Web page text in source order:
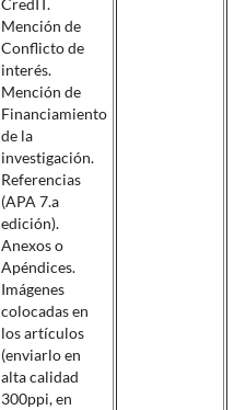
CredIT.
Mención de
Conflicto de
interés.
Mención de
Financiamiento
de la
investigación.
Referencias
(APA 7.a
edición).
Anexos o
Apéndices.
Imágenes
colocadas en
los artículos
(enviarlo en
alta calidad
300ppi, en